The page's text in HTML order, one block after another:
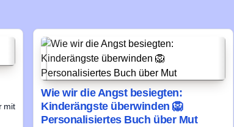
mit
Wie wir die Angst besiegten:
Kinderängste überwinden 🦁
Personalisiertes Buch über Mut